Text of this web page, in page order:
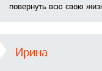
повернуть всю свою
Ирина